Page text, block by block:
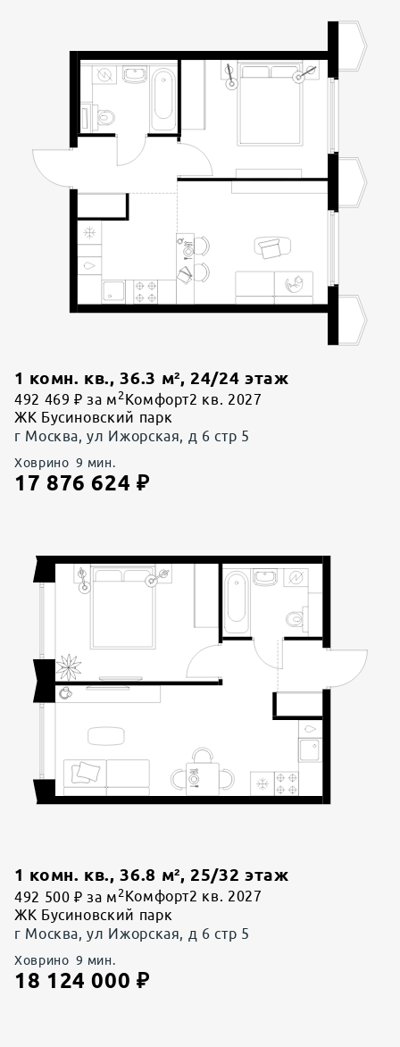
1 комн. кв., 36.3 м²,24/24 этаж
492 469 ₽ за м 2 Комфорт2 кв. 2027
ЖК Бусиновский парк
г Москва, ул Ижорская, д 6 стр 5
Ховрино 9 мин.
17 876 624 ₽
1 комн. кв., 36.8 м²,25/32 этаж
492 500 ₽ за м 2 Комфорт2 кв. 2027
ЖК Бусиновский парк
г Москва, ул Ижорская, д 6 стр 5
Ховрино 9 мин.
18 124 000 ₽